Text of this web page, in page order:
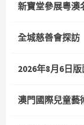
新寶堂參展粵澳
全城慈善會探訪
2026年8月6日版
澳門國際兒童藝